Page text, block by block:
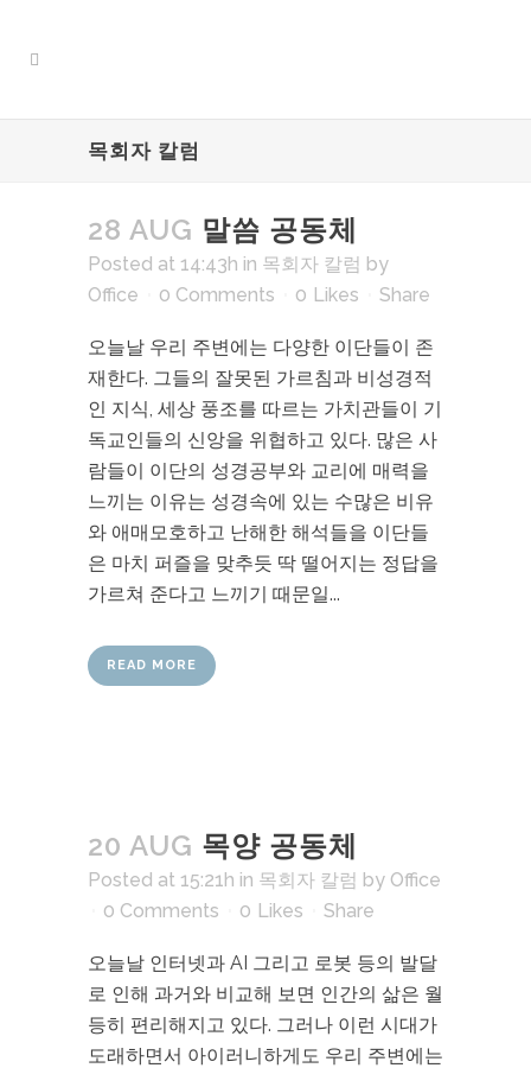
목회자 칼럼
28 AUG 말씀 공동체
Posted at 14:43h in 목회자 칼럼 by
Office
0 Comments 0 Likes Share
오늘날 우리 주변에는 다양한 이단들이 존
재한다. 그들의 잘못된 가르침과 비성경적
인 지식, 세상 풍조를 따르는 가치관들이 기
독교인들의 신앙을 위협하고 있다. 많은 사
람들이 이단의 성경공부와 교리에 매력을
느끼는 이유는 성경속에 있는 수많은 비유
와 애매모호하고 난해한 해석들을 이단들
은 마치 퍼즐을 맞추듯 딱 떨어지는 정답을
가르쳐 준다고 느끼기 때문일...
READ MORE
20 AUG 목양 공동체
Posted at 15:21h in 목회자 칼럼 by Office
0 Comments
0 Likes Share
오늘날 인터넷과 AI 그리고 로봇 등의 발달
로 인해 과거와 비교해 보면 인간의 삶은 월
등히 편리해지고 있다. 그러나 이런 시대가
도래하면서 아이러니하게도 우리 주변에는